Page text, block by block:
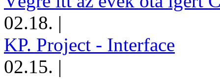
02.18. |
KP. Project - Interface
02.15. |